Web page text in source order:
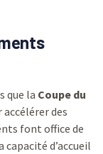
que la Coupe du
des
font office de
d’accueil